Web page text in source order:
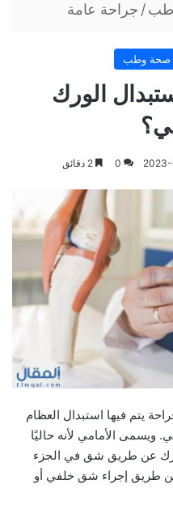
/ جراحة عامة
صحة وطب
الورك
0 2 دقائق
يتم فيها استبدال العظام
ويسمى الأمامي لأنه حاليًا
عن طريق شق في الجزء
طريق إجراء شق خلفي أو